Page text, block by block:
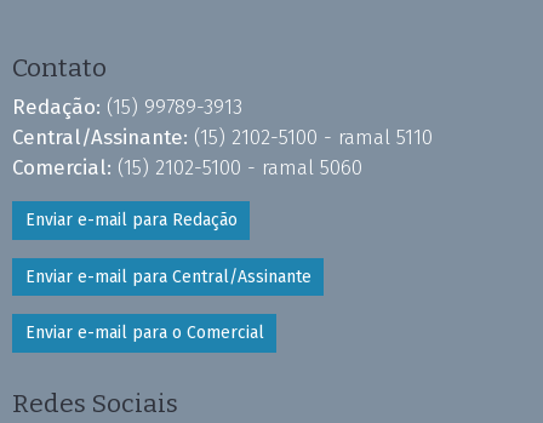
Contato
Redação: (15) 99789-3913
Central/Assinante: (15) 2102-5100 - ramal 5110
Comercial: (15) 2102-5100 - ramal 5060
Enviar e-mail para Redação
Enviar e-mail para Central/Assinante
Enviar e-mail para o Comercial
Redes Sociais